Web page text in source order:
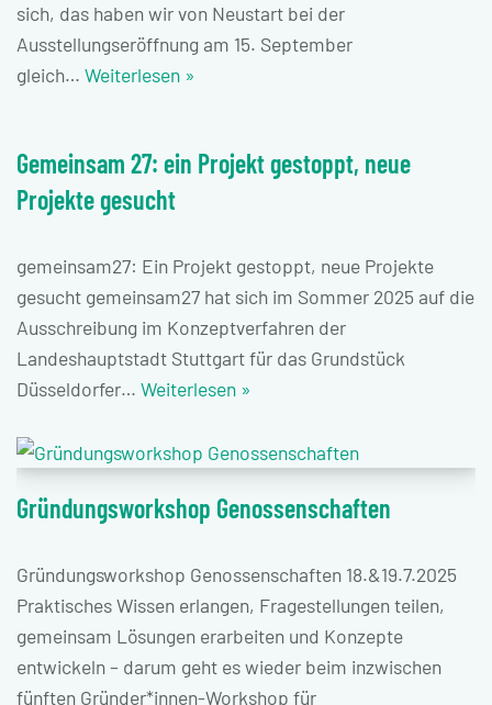
sich, das haben wir von Neustart bei der
Ausstellungseröffnung am 15. September
gleich… Weiterlesen »
Gemeinsam 27: ein Projekt gestoppt, neue
Projekte gesucht
gemeinsam27: Ein Projekt gestoppt, neue Projekte
gesucht gemeinsam27 hat sich im Sommer 2025 auf die
Ausschreibung im Konzeptverfahren der
Landeshauptstadt Stuttgart für das Grundstück
Düsseldorfer… Weiterlesen »
Gründungsworkshop Genossenschaften
Gründungsworkshop Genossenschaften 18.&19.7.2025
Praktisches Wissen erlangen, Fragestellungen teilen,
gemeinsam Lösungen erarbeiten und Konzepte
entwickeln – darum geht es wieder beim inzwischen
fünften Gründer*innen-Workshop für